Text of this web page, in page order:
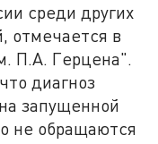
среди других
отмечается в
П.А. Герцена".
диагноз
запущенной
не обращаются